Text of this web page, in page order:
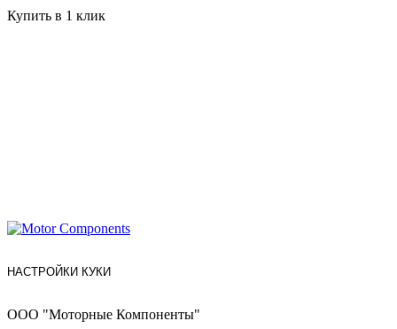
Купить в 1 клик
НАСТРОЙКИ КУКИ
ООО "Моторные Компоненты"